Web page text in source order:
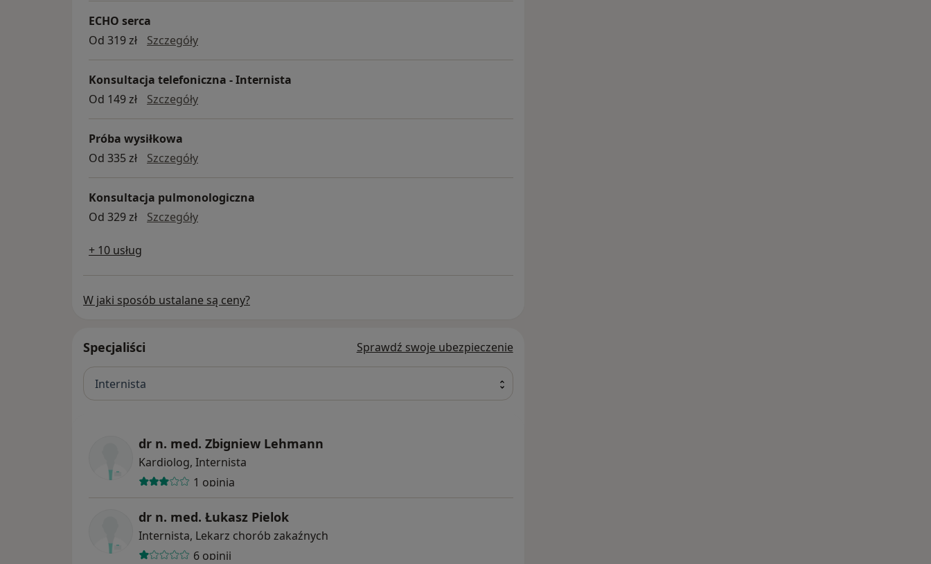
ECHO serca
Od 319 zł
SzczegółyECHO serca
Konsultacja telefoniczna - Internista
Od 149 zł
SzczegółyKonsultacja telefoniczna - Internista
Próba wysiłkowa
Od 335 zł
Szczegółypróba wysiłkowa
Konsultacja pulmonologiczna
Od 329 zł
SzczegółyKonsultacja pulmonologiczna
+ 10 usług
W jaki sposób ustalane są ceny?
Specjaliści Sprawdź swoje ubezpieczenie
Internista
dr n. med. Zbigniew Lehmann
Kardiolog, Internista
1 opinia
dr n. med. Łukasz Pielok
Internista, Lekarz chorób zakaźnych
6 opinii